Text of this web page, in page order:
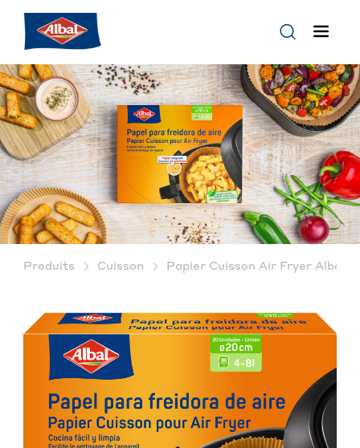
Produits Cuisson Papier Cuisson Air Fryer Albal